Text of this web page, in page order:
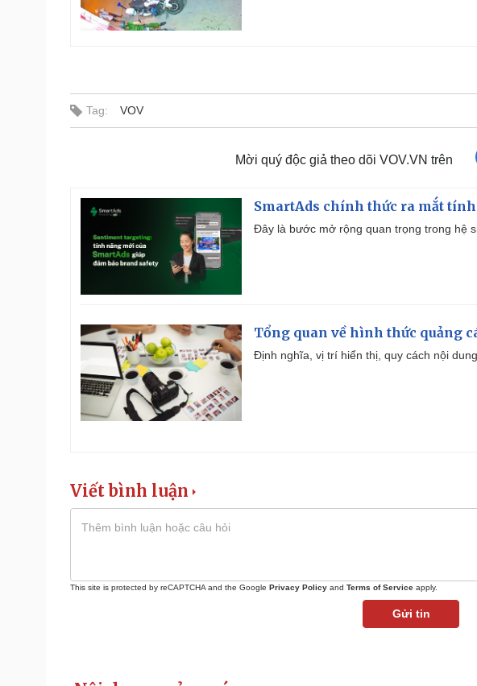
Tag: VOV
Mời quý độc giả theo dõi VOV.VN trên
SmartAds chính thức ra mắt
Đây là bước mở rộng quan trọng trong hệ
Tổng quan về hình thức quảng
Định nghĩa, vị trí hiển thị, quy cách nội
Viết bình luận
This site is protected by reCAPTCHA and the Google Privacy Policy and Terms of Service apply.
Gửi tin